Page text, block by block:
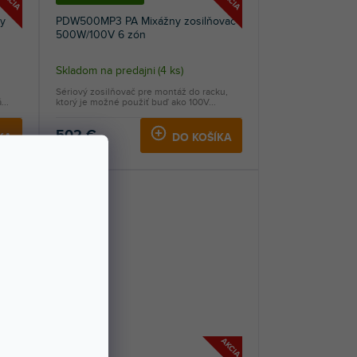
PDW500MP3 PA Mixážny zosilňovač
500W/100V 6 zón
Skladom na predajni (4 ks)
502 € DO KOŠÍKA
Sériový zosilňovač pre montáž do racku,
ktorý je možné použiť buď ako 100V...
AKCIA